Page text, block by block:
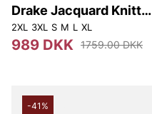
Drake Jacquard Knitted
Cardigan
2XL 3XL S M L XL
989 DKK 1759.00 DKK
-41%